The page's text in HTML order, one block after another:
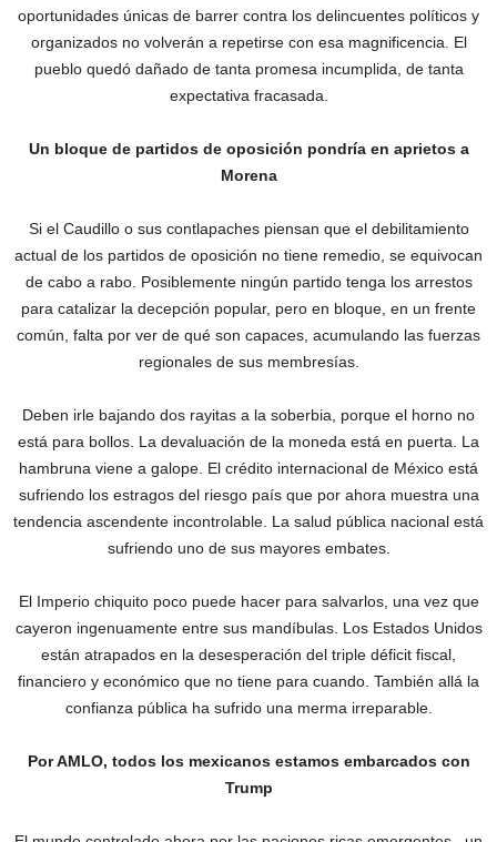
oportunidades únicas de barrer contra los delincuentes políticos y
organizados no volverán a repetirse con esa magnificencia. El
pueblo quedó dañado de tanta promesa incumplida, de tanta
expectativa fracasada.
Un bloque de partidos de oposición pondría en aprietos a
Morena
Si el Caudillo o sus contlapaches piensan que el debilitamiento
actual de los partidos de oposición no tiene remedio, se equivocan
de cabo a rabo. Posiblemente ningún partido tenga los arrestos
para catalizar la decepción popular, pero en bloque, en un frente
común, falta por ver de qué son capaces, acumulando las fuerzas
regionales de sus membresías.
Deben irle bajando dos rayitas a la soberbia, porque el horno no
está para bollos. La devaluación de la moneda está en puerta. La
hambruna viene a galope. El crédito internacional de México está
sufriendo los estragos del riesgo país que por ahora muestra una
tendencia ascendente incontrolable. La salud pública nacional está
sufriendo uno de sus mayores embates.
El Imperio chiquito poco puede hacer para salvarlos, una vez que
cayeron ingenuamente entre sus mandíbulas. Los Estados Unidos
están atrapados en la desesperación del triple déficit fiscal,
financiero y económico que no tiene para cuando. También allá la
confianza pública ha sufrido una merma irreparable.
Por AMLO, todos los mexicanos estamos embarcados con
Trump